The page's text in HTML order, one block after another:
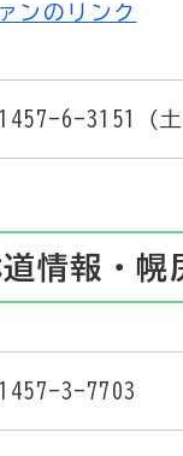
6-3151（土
情報・幌
3-7703